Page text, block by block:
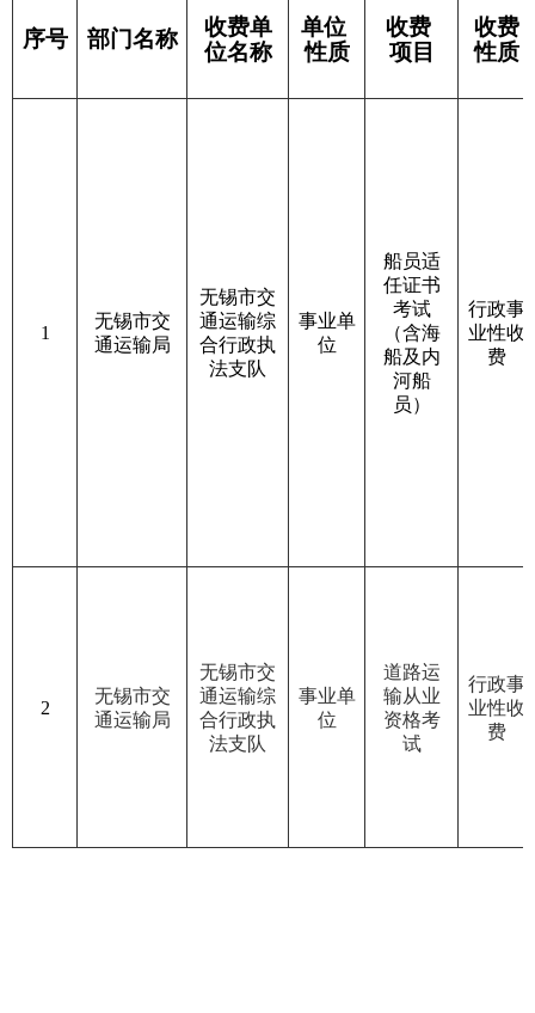
序号 部门名称
收费单
位名称
单位
性质
收费
项目
收费
性质
1
无锡市交
通运输局
无锡市交
通运输综
合行政执
法支队
事业单
位
船员适
任证书
考试
（含海
船及内
河船
员）
行政事
业性收
费
2
无锡市交
通运输局
无锡市交
通运输综
合行政执
法支队
事业单
位
道路运
输从业
资格考
试
行政事
业性收
费